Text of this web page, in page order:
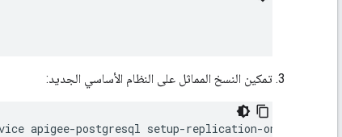
تمكين النسخ المماثل على النظام الأساسي الجديد:
apigee-postgresql setup-replication-on-master -f